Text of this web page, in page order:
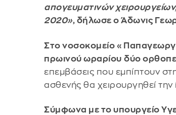
απογευματινών
2020», δήλωσε ο Άδωνις
Στο νοσοκομείο
πρωινού ωραρίου δύο
επεμβάσεις που εμπίπτουν
ασθενής θα χειρουργηθεί
Σύμφωνα με το υπουργείο